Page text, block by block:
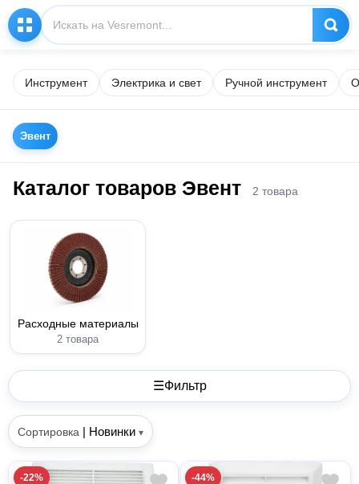
Инструмент Электрика и свет Ручной инструмент
Эвент
Каталог товаров Эвент 2 товара
Расходные материалы
2 товара
☰Фильтр
Сортировка | Новинки ▾
-22% -44%